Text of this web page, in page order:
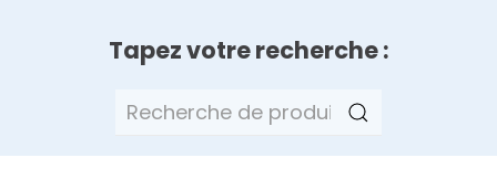
Tapez votre recherche :
Recherche